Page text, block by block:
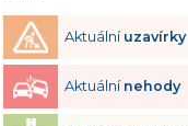
Aktuální uzavírky
Aktuální nehody